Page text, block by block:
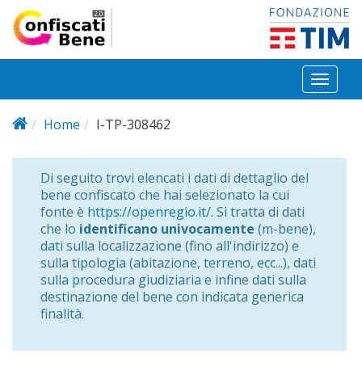
Salta al contenuto principale
Toggle
Home
I-TP-308462
Di seguito trovi elencati i dati di dettaglio del
bene confiscato che hai selezionato la cui
fonte è https://openregio.it/. Si tratta di dati
che lo identificano univocamente (m-bene),
dati sulla localizzazione (fino all'indirizzo) e
sulla tipologia (abitazione, terreno, ecc...), dati
sulla procedura giudiziaria e infine dati sulla
destinazione del bene con indicata generica
finalità.